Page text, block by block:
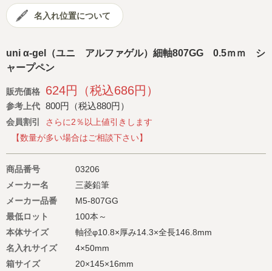
名入れ位置について
uni α-gel（ユニ アルファゲル）細軸807GG 0.5ｍｍ シ
ャープペン
販売価格 624円（税込686円）
参考上代 800円（税込880円）
会員割引
さらに2％以上値引きします
【数量が多い場合はご相談下さい】
商品番号
03206
メーカー名
三菱鉛筆
メーカー品番
M5-807GG
最低ロット
100本～
本体サイズ
軸径φ10.8×厚み14.3×全長146.8mm
名入れサイズ
4×50mm
箱サイズ
20×145×16mm